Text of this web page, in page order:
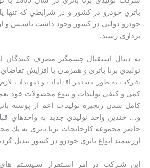
باتري خودرو در كشور و در شرايطي كه تنها
برداری رسید.
به دنبال استقبال چشمگير مصرف كنندگان
توليدي برنا باتری و همزمان با افزايش
شرکت به طور مستمر اقدامات و تمهيدات لازم
كمي و كيفي توليدات و تنوع محصولات خود
كامل شدن زنجيره توليدات اعم از پوسته
و… چندين واحد توليدي جديد به واحدهاي
حاضر مجموعه كارخانجات برنا باتري به يك
ارزشمند انواع باتري خودرو در کشور تبديل
اين شـركت در امر اسـتقرار سـيسـتم